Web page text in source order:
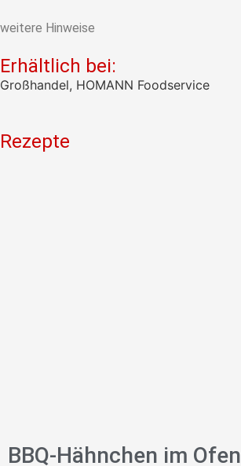
weitere Hinweise
Erhältlich bei:
Großhandel, HOMANN Foodservice
Rezepte
BBQ-Hähnchen im Ofen